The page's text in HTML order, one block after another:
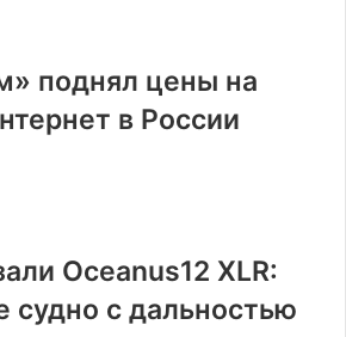
поднял цены на
в России
Oceanus12 XLR:
судно с дальностью